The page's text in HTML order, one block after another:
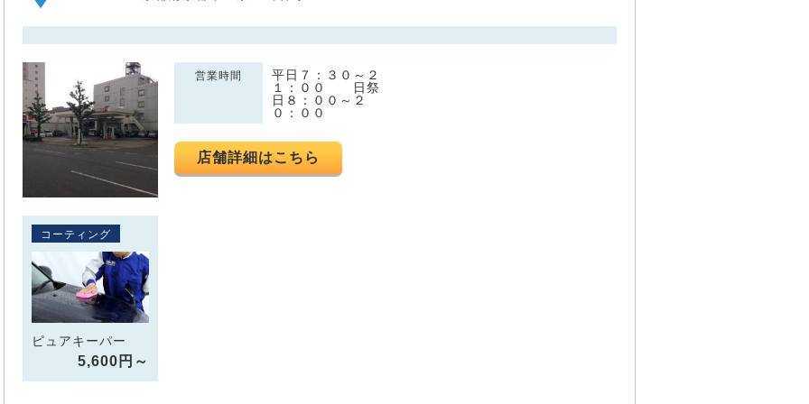
営業時間
平日７：３０～２
１：００ 日祭
日８：００～２
０：００
店舗詳細はこちら
コーティング
ピュアキーパー
5,600円～